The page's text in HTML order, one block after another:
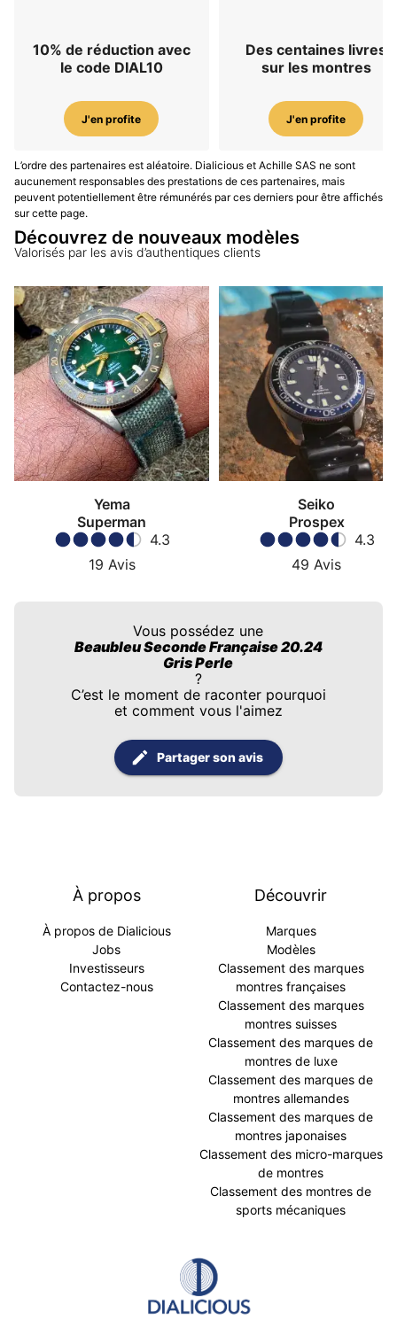
10% de réduction avec
le code DIAL10
J'en profite
Des centaines livres
sur les montres
J'en profite
L’ordre des partenaires est aléatoire. Dialicious et Achille SAS ne sont
aucunement responsables des prestations de ces partenaires, mais
peuvent potentiellement être rémunérés par ces derniers pour être affichés
sur cette page.
Découvrez de nouveaux modèles
Valorisés par les avis d’authentiques clients
Yema
Superman
4.3
19 Avis
Seiko
Prospex
4.3
49 Avis
Vous possédez une
Beaubleu Seconde Française 20.24
Gris Perle
?
C’est le moment de raconter pourquoi
et comment vous l'aimez
Partager son avis
À propos
À propos de Dialicious
Jobs
Investisseurs
Contactez-nous
Découvrir
Marques
Modèles
Classement des marques
montres françaises
Classement des marques
montres suisses
Classement des marques de
montres de luxe
Classement des marques de
montres allemandes
Classement des marques de
montres japonaises
Classement des micro-marques
de montres
Classement des montres de
sports mécaniques